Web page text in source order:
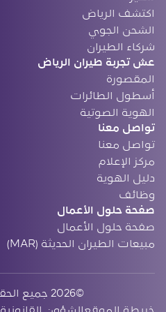
‏اكتشف الرياض
الشحن الجوي
‏شركاء الطيران
‏عش تجربة طيران الرياض
المقصورة
أسطول الطائرات
الهوية الصوتية
تواصل معنا
تواصل معنا
مركز الإعلام
دليل الهوية
وظائف
صفحة حلول الأعمال
صفحة حلول الأعمال
مبيعات الطيران الحديثة (MAR)
©2026 ‏جميع الحقوق محفوظة